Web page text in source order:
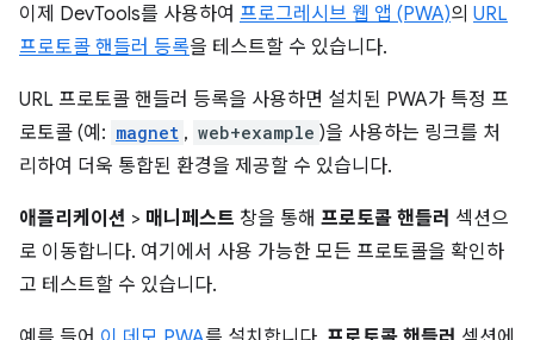
이제 DevTools를 사용하여 프로그레시브 웹 앱 (PWA)의 URL
프로토콜 핸들러 등록을 테스트할 수 있습니다.
URL 프로토콜 핸들러 등록을 사용하면 설치된 PWA가 특정 프
로토콜 (예: magnet , web+example )을 사용하는 링크를 처
리하여 더욱 통합된 환경을 제공할 수 있습니다.
애플리케이션 > 매니페스트 창을 통해 프로토콜 핸들러 섹션으
로 이동합니다. 여기에서 사용 가능한 모든 프로토콜을 확인하
고 테스트할 수 있습니다.